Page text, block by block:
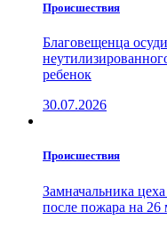
Проиcшествия
Благовещенца
ребенок
30.07.2026
Проиcшествия
Замначальника
после пожара на